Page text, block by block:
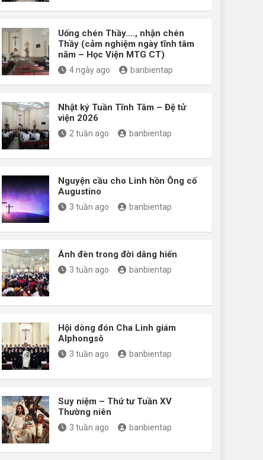
Uống chén Thầy…., nhận chén
Thầy (cảm nghiệm ngày tĩnh tâm
năm – Học Viện MTG CT)
4 ngày ago banbientap
Nhật ký Tuần Tĩnh Tâm – Đệ tử
viện 2026
2 tuần ago banbientap
Nguyện cầu cho Linh hồn Ông cố
Augustino
3 tuần ago banbientap
Ánh đèn trong đời dâng hiến
3 tuần ago banbientap
Hội dòng đón Cha Linh giám
Alphongsô
3 tuần ago banbientap
Suy niệm – Thứ tư Tuần XV
Thường niên
3 tuần ago banbientap